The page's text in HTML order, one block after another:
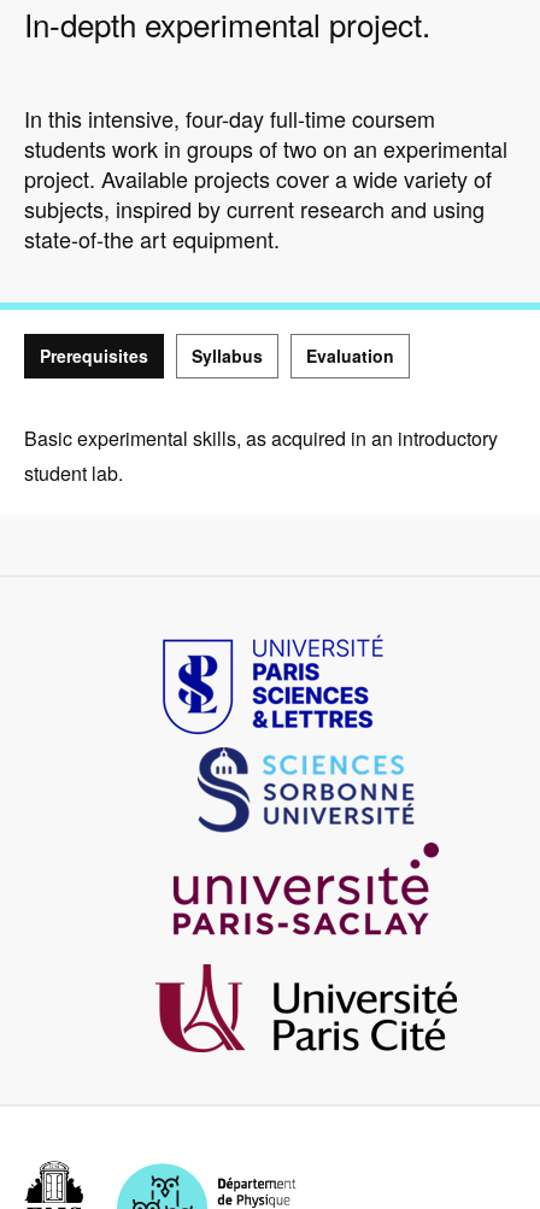
In-depth experimental project.
In this intensive, four-day full-time coursem
students work in groups of two on an experimental
project. Available projects cover a wide variety of
subjects, inspired by current research and using
state-of-the art equipment.
Prerequisites Syllabus Evaluation
Prerequisites
Basic experimental skills, as acquired in an introductory
student lab.
Image
Image
Image